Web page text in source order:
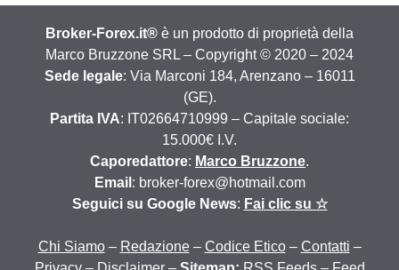
Broker-Forex.it® è un prodotto di proprietà della
Marco Bruzzone SRL – Copyright © 2020 – 2024
Sede legale: Via Marconi 184, Arenzano – 16011
(GE).
Partita IVA: IT02664710999 – Capitale sociale:
15.000€ I.V.
Caporedattore: Marco Bruzzone.
Email : broker-forex@hotmail.com
Seguici su Google News: Fai clic su ☆
Chi Siamo– Redazione– Codice Etico– Contatti –